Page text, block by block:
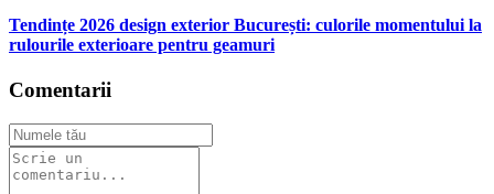
Tendințe 2026 design exterior București: culorile momentului la
rulourile exterioare pentru geamuri
Comentarii